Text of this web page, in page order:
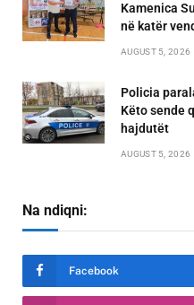
Kamenica
në katër
AUGUST 5, 2026
Policia
Këto sende
hajdutët
AUGUST 5, 2026
Na ndiqni:
Facebook